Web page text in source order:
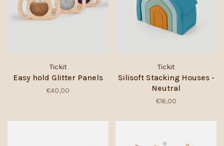
Tickit
Easy hold Glitter Panels
€40,00
Tickit
Silisoft Stacking Houses -
Neutral
€16,00